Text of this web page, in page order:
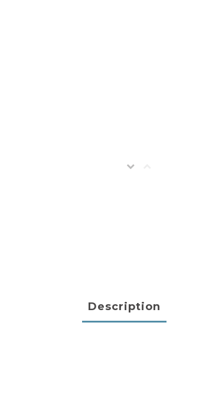
Description